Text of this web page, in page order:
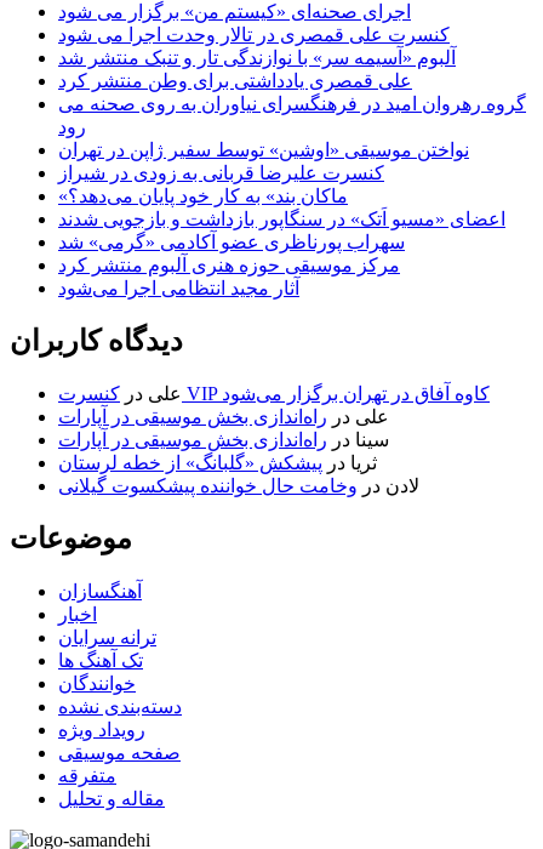
اجرای صحنه‌ای «کیستم من» برگزار می شود
کنسرت علی قمصری در تالار وحدت اجرا می شود
آلبوم «آسیمه سر» با نوازندگی تار و تنبک منتشر شد
علی قمصری یادداشتی برای وطن منتشر کرد
گروه رهروان امید در فرهنگسرای نیاوران به روی صحنه می
رود
نواختن موسیقی «اوشین» توسط سفیر ژاپن در تهران
کنسرت علیرضا قربانی به زودی در شیراز
«ماکان بند» به کار خود پایان می‌دهد؟
اعضای «مسیو اَتک» در سنگاپور بازداشت و بازجویی شدند
سهراب پورناظری عضو آکادمی «گرمی» شد
مرکز موسیقی حوزه هنری آلبوم منتشر کرد
آثار مجید انتظامی اجرا می‌شود
دیدگاه کاربران
علی در
کنسرت VIP کاوه آفاق در تهران برگزار می‌شود
علی در راه‌اندازی بخش موسیقی در آپارات
سینا در راه‌اندازی بخش موسیقی در آپارات
ثریا در پیشکش «گلبانگ» از خطه لرستان
لادن در وخامت حال خواننده پیشکسوت گیلانی
موضوعات
آهنگسازان
اخبار
ترانه سرایان
تک آهنگ ها
خوانندگان
دسته‌بندی نشده
رویداد ویژه
صفحه موسیقی
متفرقه
مقاله و تحلیل